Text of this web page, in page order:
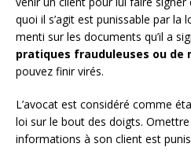
quoi il s’agit est punissable par la
menti sur les documents qu’il a
pratiques frauduleuses ou de
pouvez finir virés.
L’avocat est considéré comme
loi sur le bout des doigts.
informations à son client est